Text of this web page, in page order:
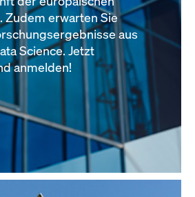
Zudem erwarten Sie
aus
Science. Jetzt
anmelden!